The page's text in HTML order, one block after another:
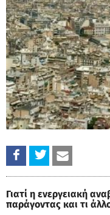
Γιατί η ενεργειακή
παράγοντας και τι